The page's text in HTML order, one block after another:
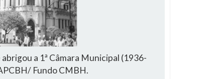
a 1ª Câmara Municipal (1936-
Fundo CMBH.